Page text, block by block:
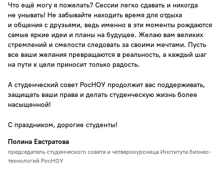
Что ещё могу я пожелать? Сессии легко сдавать и никогда
не унывать! Не забывайте находить время для отдыха
и общения с друзьями, ведь именно в эти моменты рождаются
самые яркие идеи и планы на будущее. Желаю вам великих
стремлений и смелости следовать за своими мечтами. Пусть
все ваши желания превращаются в реальность, а каждый шаг
на пути к цели приносит только радость.
А студенческий совет РосНОУ продолжит вас поддерживать,
защищать ваши права и делать студенческую жизнь более
насыщенной!
С праздником, дорогие студенты!
Полина Евстратова
председатель студенческого совета и четверокурсница Института бизнес-
технологий РосНОУ